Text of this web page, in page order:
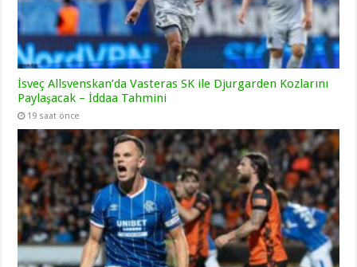
İsveç Allsvenskan’da Vasteras SK ile Djurgarden Kozlarını
Paylaşacak – İddaa Tahmini
19 saat önce